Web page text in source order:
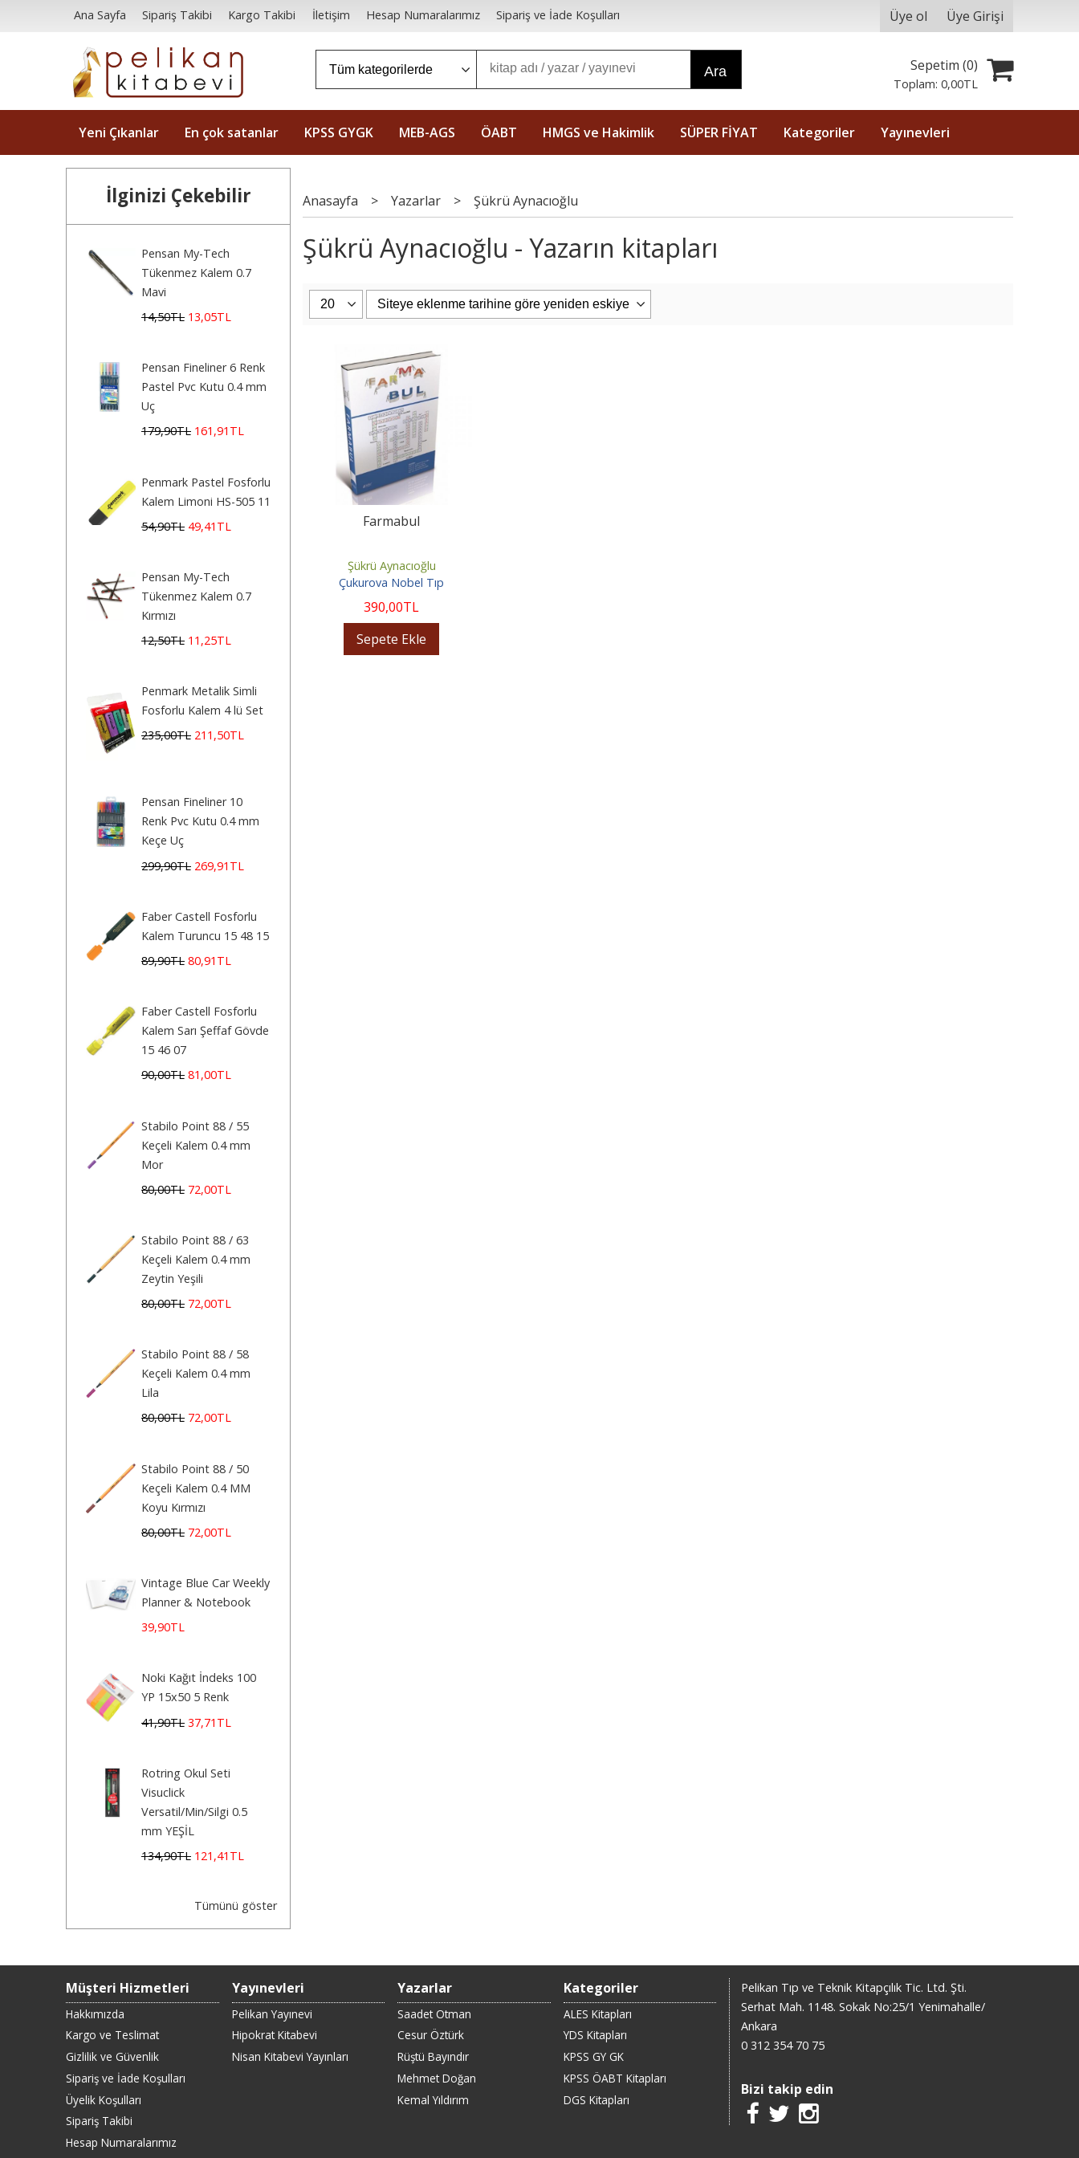
Ana Sayfa Sipariş Takibi Kargo Takibi İletişim Hesap Numaralarımız Sipariş ve İade Koşulları Üye ol Üye Girişi
Ara Sepetim (0)
Toplam:0,00TL
Yeni Çıkanlar En çok satanlar KPSS GYGK MEB-AGS ÖABT HMGS ve Hakimlik SÜPER FİYAT Kategoriler Yayınevleri
İlginizi Çekebilir
Pensan My-Tech
Tükenmez Kalem 0.7
Mavi
14,50TL 13,05TL
Pensan Fineliner 6 Renk
Pastel Pvc Kutu 0.4 mm
Uç
179,90TL 161 ,91 TL
Penmark Pastel Fosforlu
Kalem Limoni HS-505 11
54,90TL 49,41 TL
Pensan My-Tech
Tükenmez Kalem 0.7
Kırmızı
12,50TL 11 ,25TL
Penmark Metalik Simli
Fosforlu Kalem 4 lü Set
235,00TL 211 ,50TL
Pensan Fineliner 10
Renk Pvc Kutu 0.4 mm
Keçe Uç
299,90TL 269,91 TL
Faber Castell Fosforlu
Kalem Turuncu 15 48 15
89,90TL 80,91 TL
Faber Castell Fosforlu
Kalem Sarı Şeffaf Gövde
15 46 07
90,00TL 81 ,00TL
Stabilo Point 88 / 55
Keçeli Kalem 0.4 mm
Mor
80,00TL 72,00TL
Stabilo Point 88 / 63
Keçeli Kalem 0.4 mm
Zeytin Yeşili
80,00TL 72,00TL
Stabilo Point 88 / 58
Keçeli Kalem 0.4 mm
Lila
80,00TL 72,00TL
Stabilo Point 88 / 50
Keçeli Kalem 0.4 MM
Koyu Kırmızı
80,00TL 72,00TL
Vintage Blue Car Weekly
Planner & Notebook
39,90TL
Noki Kağıt İndeks 100
YP 15x50 5 Renk
41,90TL 37,71 TL
Rotring Okul Seti
Visuclick
Versatil/Min/Silgi 0.5
mm YEŞİL
134,90TL 121 ,41 TL
Tümünü göster
Anasayfa > Yazarlar > Şükrü Aynacıoğlu
Şükrü Aynacıoğlu - Yazarın kitapları
Farmabul
Şükrü Aynacıoğlu
Çukurova Nobel Tıp
390,00TL
Sepete Ekle
Müşteri Hizmetleri
Hakkımızda
Kargo ve Teslimat
Gizlilik ve Güvenlik
Sipariş ve İade Koşulları
Üyelik Koşulları
Sipariş Takibi
Hesap Numaralarımız
Yayınevleri
Pelikan Yayınevi
Hipokrat Kitabevi
Nisan Kitabevi Yayınları
Yazarlar
Saadet Otman
Cesur Öztürk
Rüştü Bayındır
Mehmet Doğan
Kemal Yıldırım
Kategoriler
ALES Kitapları
YDS Kitapları
KPSS GY GK
KPSS ÖABT Kitapları
DGS Kitapları
Pelikan Tıp ve Teknik Kitapçılık Tic. Ltd. Şti.
Serhat Mah. 1148. Sokak No:25/1 Yenimahalle/
Ankara
0 312 354 70 75
Bizi takip edin